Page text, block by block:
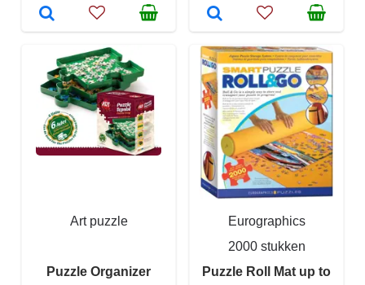
Art puzzle
Puzzle Organizer
Eurographics
2000 stukken
Puzzle Roll Mat up to